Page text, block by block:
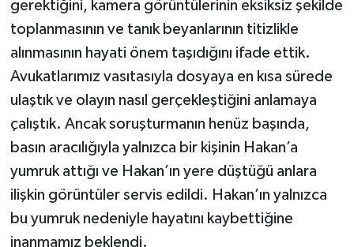
gerektiğini, kamera görüntülerinin eksiksiz şekilde
toplanmasının ve tanık beyanlarının titizlikle
alınmasının hayati önem taşıdığını ifade ettik.
Avukatlarımız vasıtasıyla dosyaya en kısa sürede
ulaştık ve olayın nasıl gerçekleştiğini anlamaya
çalıştık. Ancak soruşturmanın henüz başında,
basın aracılığıyla yalnızca bir kişinin Hakan’a
yumruk attığı ve Hakan’ın yere düştüğü anlara
ilişkin görüntüler servis edildi. Hakan’ın yalnızca
bu yumruk nedeniyle hayatını kaybettiğine
inanmamız beklendi.